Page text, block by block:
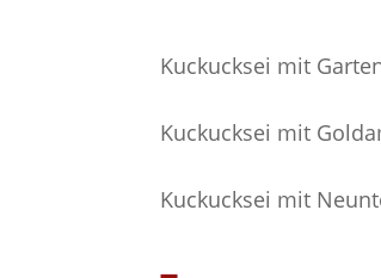
Kuckucksei mit
Kuckucksei mit
Kuckucksei mit